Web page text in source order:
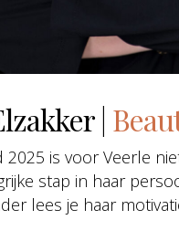
|
2025 is voor Veerle
stap in haar
lees je haar